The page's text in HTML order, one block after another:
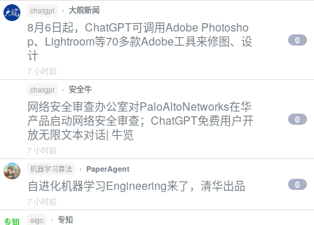
chatgpt • 大皖新闻
8月6日起，ChatGPT可调用Adobe Photosho
p、Lightroom等70多款Adobe工具来修图、设
计
7 小时前
0
chatgpt • 安全牛
网络安全审查办公室对PaloAltoNetworks在华
产品启动网络安全审查；ChatGPT免费用户开
放无限文本对话| 牛览
7 小时前
0
机器学习算法 • PaperAgent
自进化机器学习Engineering来了，清华出品
7 小时前
0
aigc • 专知